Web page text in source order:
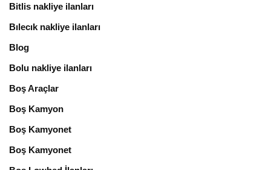
Bitlis nakliye ilanları
Bılecık nakliye ilanları
Blog
Bolu nakliye ilanları
Boş Araçlar
Boş Kamyon
Boş Kamyonet
Boş Kamyonet